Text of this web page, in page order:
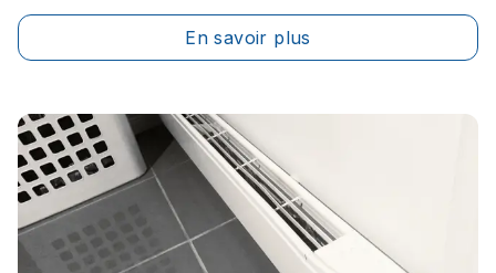
avec un élément conducteur d'électricité, dont
l'eau.&nbsp;
En savoir plus